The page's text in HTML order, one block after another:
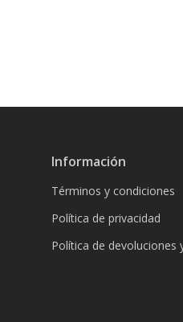
Información
Términos y condiciones
Política de privacidad
Política de devoluciones